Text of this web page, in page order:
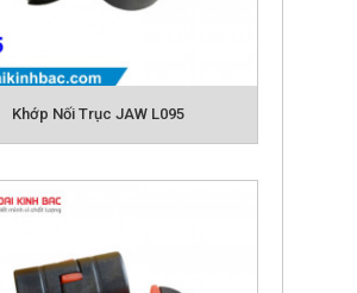
Khớp Nối Trục JAW L095